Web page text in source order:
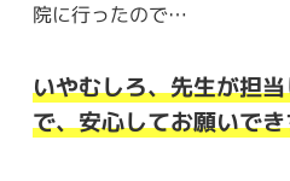
院に行ったので…
いやむしろ、先生が担
で、安心してお願いで